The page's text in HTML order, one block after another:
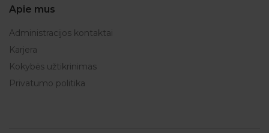
Apie mus
Administracijos kontaktai
Karjera
Kokybės užtikrinimas
Privatumo politika